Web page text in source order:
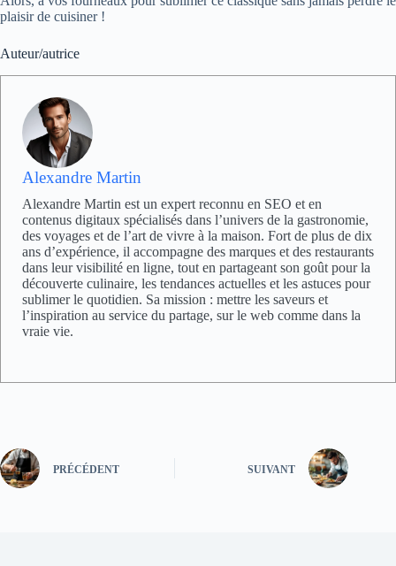
plaisir de cuisiner !
Auteur/autrice
Alexandre Martin
Alexandre Martin est un expert reconnu en SEO et en
contenus digitaux spécialisés dans l’univers de la gastronomie,
des voyages et de l’art de vivre à la maison. Fort de plus de dix
ans d’expérience, il accompagne des marques et des restaurants
dans leur visibilité en ligne, tout en partageant son goût pour la
découverte culinaire, les tendances actuelles et les astuces pour
sublimer le quotidien. Sa mission : mettre les saveurs et
l’inspiration au service du partage, sur le web comme dans la
vraie vie.
PRÉCÉDENT SUIVANT